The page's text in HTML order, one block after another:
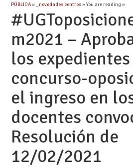
PÚBLICA» _novedades centros» You are reading »
m2021 –
los
concurso-
el ingreso en
docentes
Resolución de
12/02/2021